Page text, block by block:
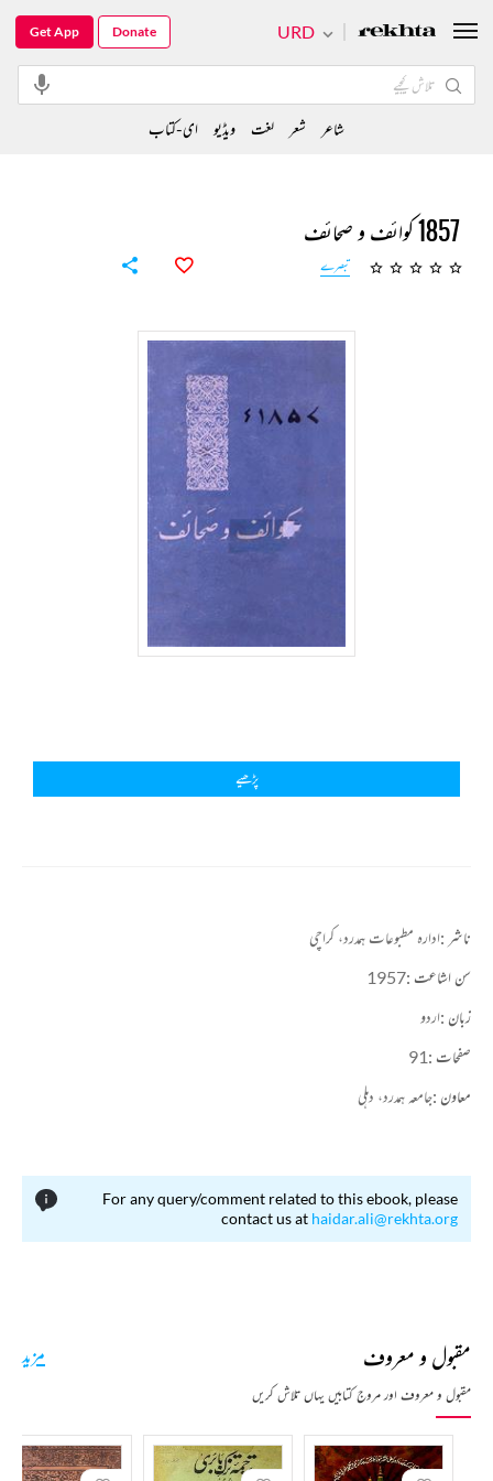
1857 کوائف و صحائف
تبصرے
پڑھیے
ناشر :ادارہ مطبوعات ہمدرد، کراچی
سن اشاعت :1957
زبان :اردو
صفحات :91
معاون :جامعہ ہمدرد، دہلی
For any query/comment related to this ebook, please
contact us at haidar.ali@rekhta.org
مقبول و معروف
مقبول و معروف اور مروج کتابیں یہاں تلاش کریں
مزید
URD
Get App Donate
شاعر شعر لغت ویڈیو ای-کتاب